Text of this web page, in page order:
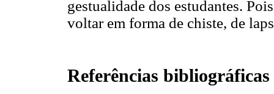
gestualidade dos estudantes.
voltar em forma de chiste, de
Referências bibliográficas